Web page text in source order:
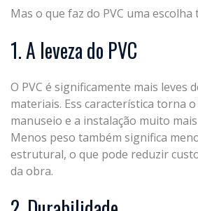
Mas o que faz do PVC uma escolha
1. A leveza do PVC
O PVC é significamente mais leves
materiais. Ess característica torna
manuseio e a instalação muito
Menos peso também significa
estrutural, o que pode reduzir
da obra.